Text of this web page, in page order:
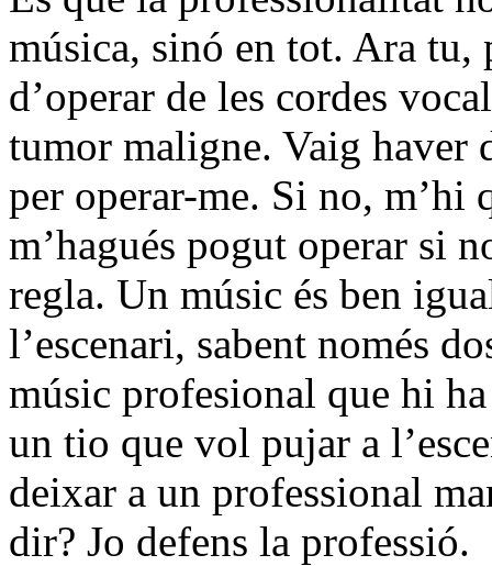
música, sinó en tot. Ara tu,
d’operar de les cordes
tumor maligne. Vaig haver
per operar-me. Si no, m’hi
m’hagués pogut operar si
regla. Un músic és ben
l’escenari, sabent només
músic profesional que hi
un tio que vol pujar a
deixar a un professional
dir? Jo defens la professió.